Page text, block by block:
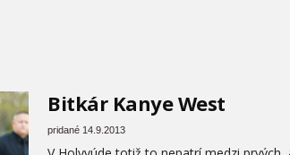
Bitkár Kanye West
pridané 14.9.2013